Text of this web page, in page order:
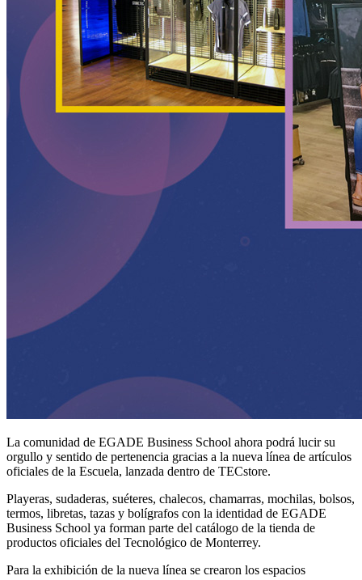
La comunidad de EGADE Business School ahora podrá lucir su
orgullo y sentido de pertenencia gracias a la nueva línea de artículos
oficiales de la Escuela, lanzada dentro de TECstore.
Playeras, sudaderas, suéteres, chalecos, chamarras, mochilas, bolsos,
termos, libretas, tazas y bolígrafos con la identidad de EGADE
Business School ya forman parte del catálogo de la tienda de
productos oficiales del Tecnológico de Monterrey.
Para la exhibición de la nueva línea se crearon los espacios